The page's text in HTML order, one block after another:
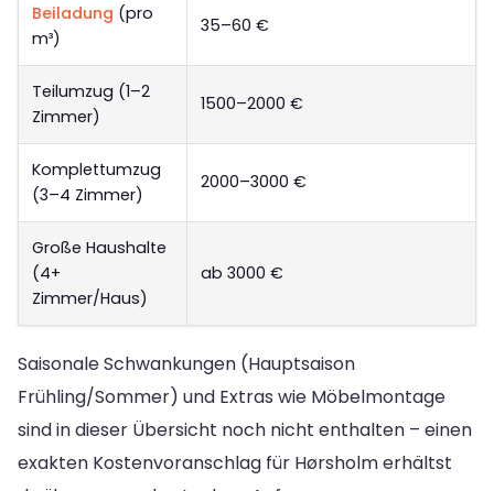
Beiladung (pro
m³)
35–60 €
Teilumzug (1–2
Zimmer)
1500–2000 €
Komplettumzug
(3–4 Zimmer)
2000–3000 €
Große Haushalte
(4+
Zimmer/Haus)
ab 3000 €
Saisonale Schwankungen (Hauptsaison
Frühling/Sommer) und Extras wie Möbelmontage
sind in dieser Übersicht noch nicht enthalten – einen
exakten Kostenvoranschlag für Hørsholm erhältst